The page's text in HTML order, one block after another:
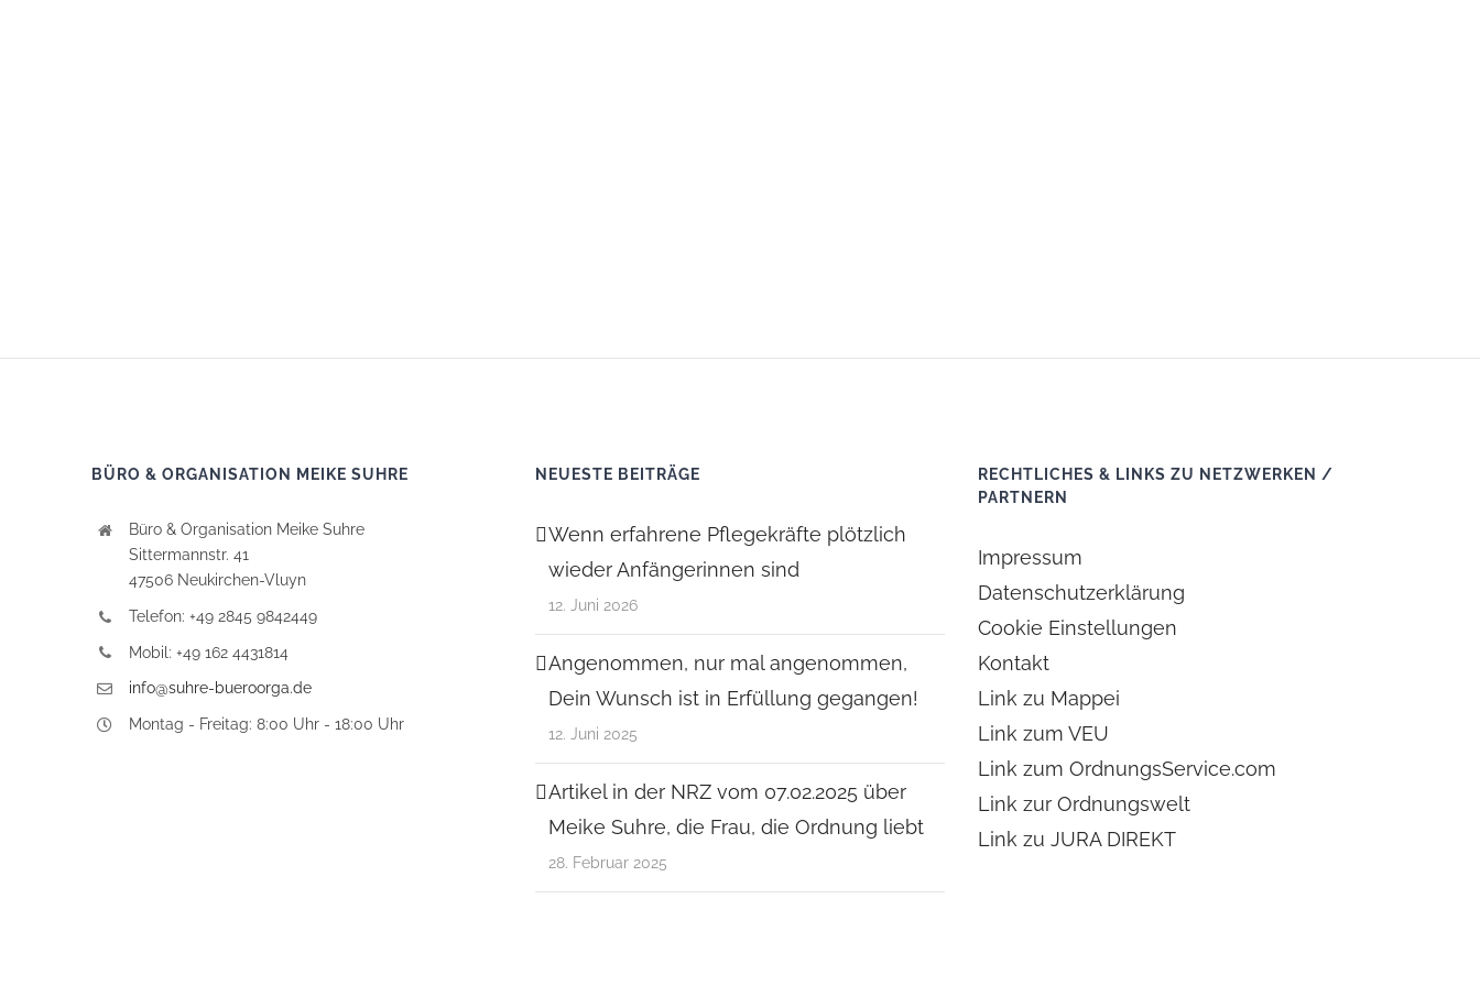
BÜRO & ORGANISATION MEIKE SUHRE
Büro & Organisation Meike Suhre
Sittermannstr. 41
47506 Neukirchen-Vluyn
Telefon: +49 2845 9842449
Mobil: +49 162 4431814
info@suhre-bueroorga.de
Montag - Freitag: 8:00 Uhr - 18:00 Uhr
NEUESTE BEITRÄGE
Wenn erfahrene Pflegekräfte plötzlich
wieder Anfängerinnen sind
12. Juni 2026
Angenommen, nur mal angenommen,
Dein Wunsch ist in Erfüllung gegangen!
12. Juni 2025
Artikel in der NRZ vom 07.02.2025 über
Meike Suhre, die Frau, die Ordnung liebt
28. Februar 2025
RECHTLICHES & LINKS ZU NETZWERKEN /
PARTNERN
Impressum
Datenschutzerklärung
Cookie Einstellungen
Kontakt
Link zu Mappei
Link zum VEU
Link zum OrdnungsService.com
Link zur Ordnungswelt
Link zu JURA DIREKT